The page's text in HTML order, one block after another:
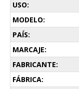
USO:
MODELO:
PAÍS:
MARCAJE:
FABRICANTE:
FÁBRICA: